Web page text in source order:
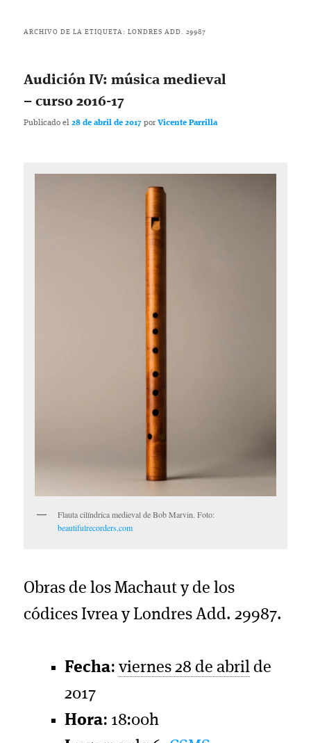
ARCHIVO DE LA ETIQUETA:LONDRES ADD. 29987
Audición IV: música medieval
– curso 2016-17
Publicado el28 de abril de 2017 porVicente Parrilla
Flauta cilíndrica medieval de Bob Marvin. Foto:
beautifulrecorders.com
Obras de los Machaut y de los
códices Ivrea y Londres Add. 29987.
Fecha:viernes 28 de abril de
2017
Hora: 18:00h